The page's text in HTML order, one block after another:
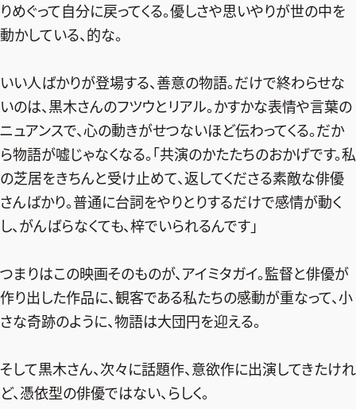
JOIN US
編集部から届くメールマガジン、
会員限定プレゼントや特別イベントへの応募など
特典が満載！
新規会員登録はこちら
りめぐって自分に戻ってくる。優しさや思いやりが世の中を
動かしている、的な。
いい人ばかりが登場する、善意の物語。だけで終わらせな
いのは、黒木さんのフツウとリアル。かすかな表情や言葉の
ニュアンスで、心の動きがせつないほど伝わってくる。だか
ら物語が嘘じゃなくなる。「共演のかたたちのおかげです。私
の芝居をきちんと受け止めて、返してくださる素敵な俳優
さんばかり。普通に台詞をやりとりするだけで感情が動く
し、がんばらなくても、梓でいられるんです」
つまりはこの映画そのものが、アイミタガイ。監督と俳優が
作り出した作品に、観客である私たちの感動が重なって、小
さな奇跡のように、物語は大団円を迎える。
そして黒木さん、次々に話題作、意欲作に出演してきたけれ
ど、憑依型の俳優ではない、らしく。